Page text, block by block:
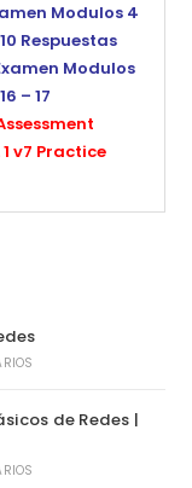
Modulos 4
Respuestas
Modulos
– 17
1 v7 Practice
de Redes |